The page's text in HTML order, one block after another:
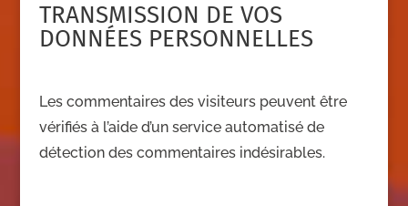
TRANSMISSION DE VOS
DONNÉES PERSONNELLES
Les commentaires des visiteurs peuvent être
vérifiés à l’aide d’un service automatisé de
détection des commentaires indésirables.